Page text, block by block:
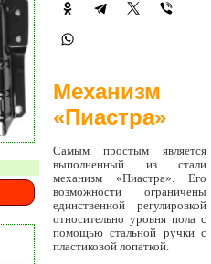
Механизм
«Пиастра»
Самым простым является
выполненный из стали
механизм «Пиастра». Его
возможности ограничены
единственной регулировкой
относительно уровня пола с
помощью стальной ручки с
пластиковой лопаткой.